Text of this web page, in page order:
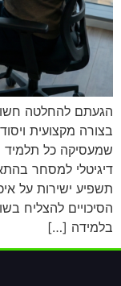
הגעתם להחלטה
בצורה מקצועית
שמעסיקה כל תלמיד
דיגיטלי למסחר
תשפיע ישירות על
הסיכויים להצליח
בלמידה […]